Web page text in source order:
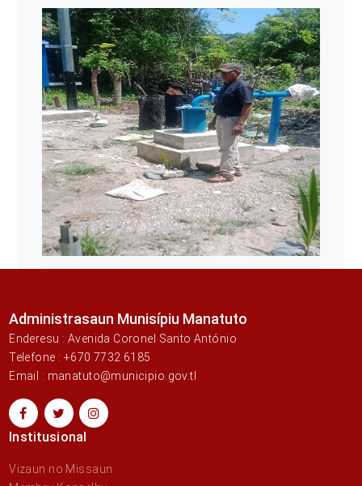
Administrasaun Munisípiu Manatuto
Enderesu : Avenida Coronel Santo António
Telefone : +670 7732 6185
Email : manatuto@municipio.gov.tl
Institusional
Vizaun no Missaun